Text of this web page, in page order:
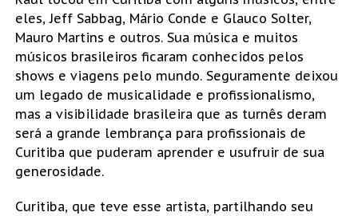
eles, Jeff Sabbag, Mário Conde e Glauco Solter,
Mauro Martins e outros. Sua música e muitos
músicos brasileiros ficaram conhecidos pelos
shows e viagens pelo mundo. Seguramente deixou
um legado de musicalidade e profissionalismo,
mas a visibilidade brasileira que as turnês deram
será a grande lembrança para profissionais de
Curitiba que puderam aprender e usufruir de sua
generosidade.
Curitiba, que teve esse artista, partilhando seu